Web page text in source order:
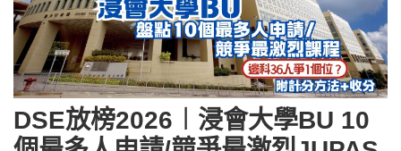
DSE放榜2026︱浸會大學BU 10